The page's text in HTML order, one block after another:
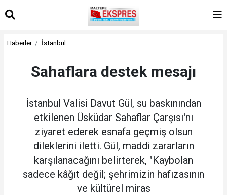
Haberler İstanbul
Sahaflara destek mesajı
İstanbul Valisi Davut Gül, su baskınından
etkilenen Üsküdar Sahaflar Çarşısı'nı
ziyaret ederek esnafa geçmiş olsun
dileklerini iletti. Gül, maddi zararların
karşılanacağını belirterek, "Kaybolan
sadece kâğıt değil; şehrimizin hafızasının
ve kültürel miras